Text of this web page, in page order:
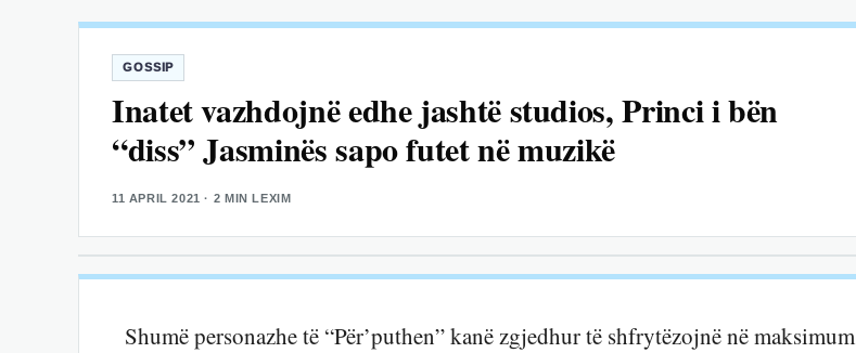
GOSSIP
Inatet vazhdojnë edhe jashtë studios, Princi i bën
“diss” Jasminës sapo futet në muzikë
11 APRIL 2021 · 2 MIN LEXIM
Shumë personazhe të “Për’puthen” kanë zgjedhur të shfrytëzojnë në maksimum